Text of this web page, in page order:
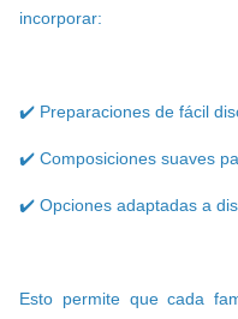
incorporar:
✔️ Preparaciones de fácil
✔️ Composiciones suaves
✔️ Opciones adaptadas a
Esto permite que cada